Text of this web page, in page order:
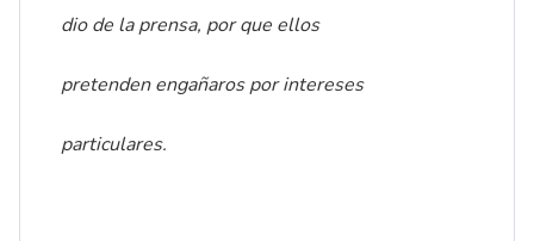
dio de la prensa, por que ellos
pretenden engañaros por intereses
particulares.